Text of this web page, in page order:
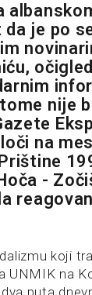
da je po
nije
na
-
koji
UNMIK na
puta